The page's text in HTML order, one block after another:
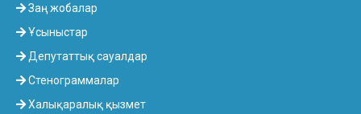
Заң жобалар
Ұсыныстар
Депутаттық сауалдар
Стенограммалар
Халықаралық қызмет